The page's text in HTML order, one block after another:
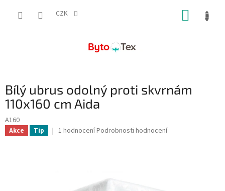
CZK
Bílý ubrus odolný proti skvrnám
110x160 cm Aida
A160
Akce Tip
Průměrné
1 hodnoceníPodrobnosti hodnocení